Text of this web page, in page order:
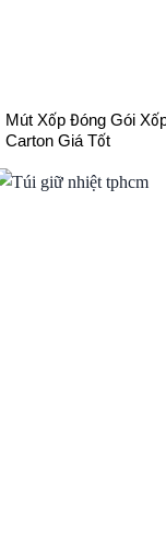
Mút Xốp Đóng Gói
Carton Giá Tốt